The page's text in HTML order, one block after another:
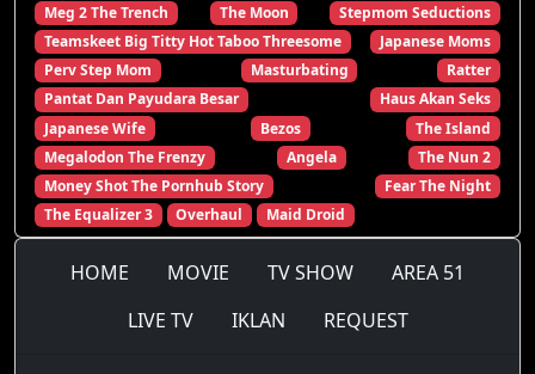
Meg 2 The Trench
The Moon
Stepmom Seductions
Teamskeet Big Titty Hot Taboo Threesome
Japanese Moms
Perv Step Mom
Masturbating
Ratter
Pantat Dan Payudara Besar
Haus Akan Seks
Japanese Wife
Bezos
The Island
Megalodon The Frenzy
Angela
The Nun 2
Money Shot The Pornhub Story
Fear The Night
The Equalizer 3
Overhaul Maid Droid
HOME MOVIE TV SHOW
AREA 51
LIVE TV
IKLAN REQUEST